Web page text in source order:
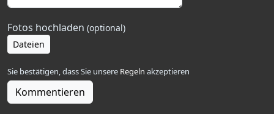
Fotos hochladen (optional)
Dateien
Sie bestätigen, dass Sie unsere Regeln akzeptieren
Kommentieren